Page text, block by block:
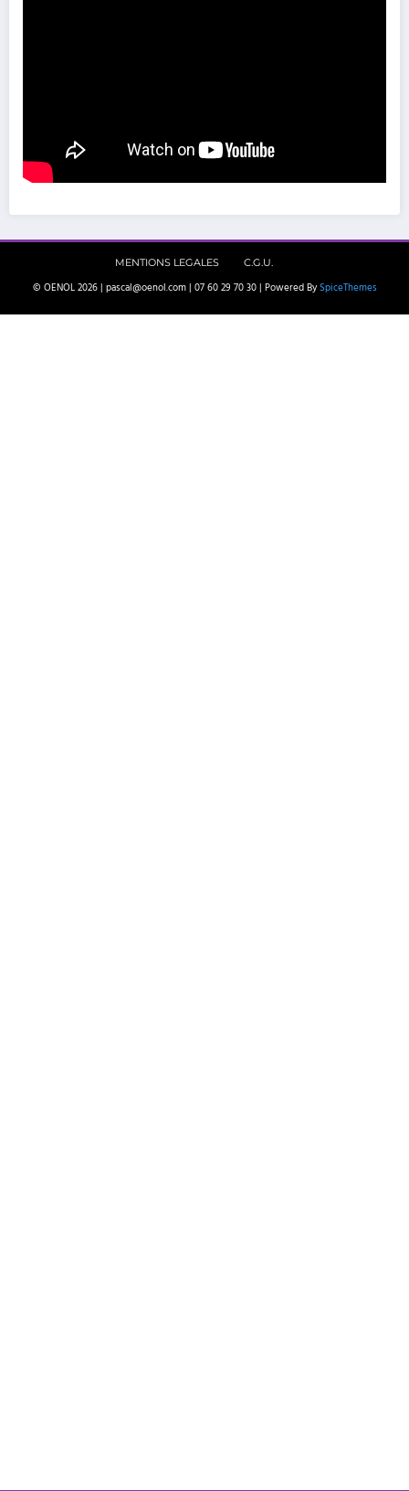
MENTIONS LEGALES C.G.U.
© OENOL 2026 | pascal@oenol.com | 07 60 29 70 30 | Powered By SpiceThemes